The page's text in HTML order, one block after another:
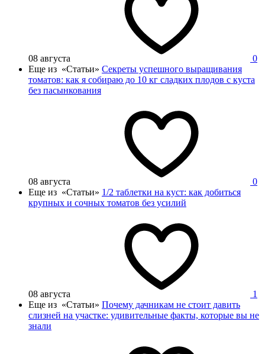
08 августа
0
Еще из «Статьи» Секреты успешного выращивания
томатов: как я собираю до 10 кг сладких плодов с куста
без пасынкования
08 августа
0
Еще из «Статьи» 1/2 таблетки на куст: как добиться
крупных и сочных томатов без усилий
08 августа
1
Еще из «Статьи» Почему дачникам не стоит давить
слизней на участке: удивительные факты, которые вы не
знали